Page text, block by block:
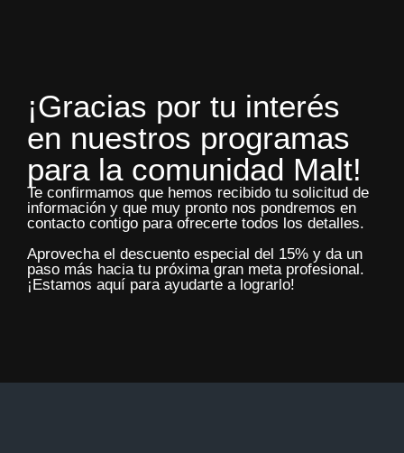
¡Gracias por tu interés
en nuestros programas
para la comunidad Malt!
Te confirmamos que hemos recibido tu solicitud de
información y que muy pronto nos pondremos en
contacto contigo para ofrecerte todos los detalles.
Aprovecha el descuento especial del 15% y da un
paso más hacia tu próxima gran meta profesional.
¡Estamos aquí para ayudarte a lograrlo!